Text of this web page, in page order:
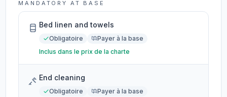
MANDATORY AT BASE
Bed linen and towels
Obligatoire
Payer à la base
Inclus dans le prix de la charte
End cleaning
Obligatoire
Payer à la base